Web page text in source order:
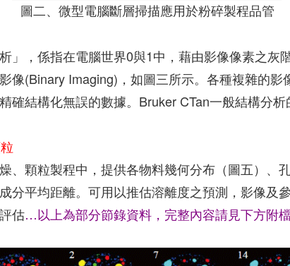
圖二、微型電腦斷層掃描應用於粉碎製程品管
」，係指在電腦世界0與1中，藉由影像像素之灰
像(Binary Imaging)，如圖三所示。各種複雜的影
確結構化無誤的數據。Bruker CTan一般結構分析
、顆粒製程中，提供各物料幾何分布（圖五）、
分平均距離。可用以推估溶離度之預測，影像及
估…以上為部分節錄資料，完整內容請見下方附檔